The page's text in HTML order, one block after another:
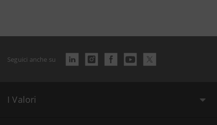
Seguici anche su
I Valori